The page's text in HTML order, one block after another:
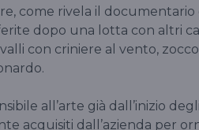
come rivela il
dopo una lotta con altri
con criniere al vento,
all’arte già dall’inizio
acquisiti dall’azienda per